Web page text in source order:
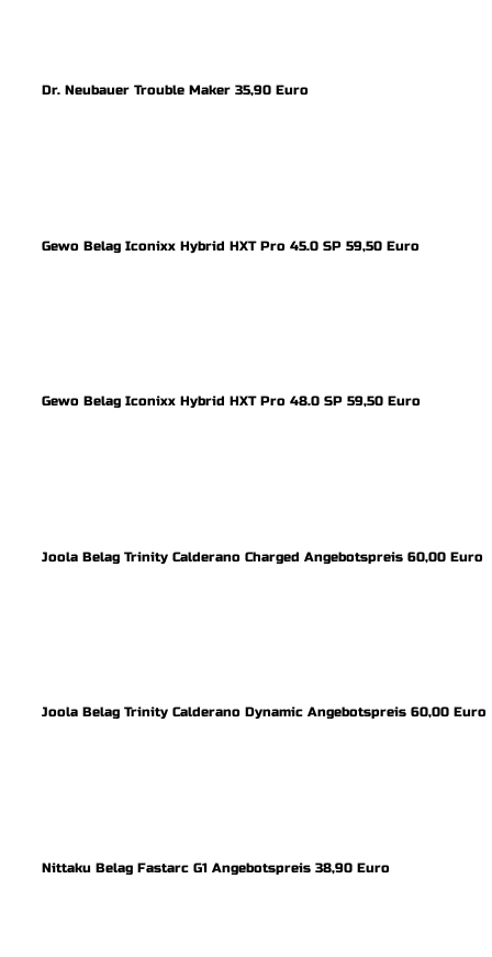
Dr. Neubauer Trouble Maker 35,90 Euro
Gewo Belag Iconixx Hybrid HXT Pro 45.0 SP 59,50 Euro
Gewo Belag Iconixx Hybrid HXT Pro 48.0 SP 59,50 Euro
Joola Belag Trinity Calderano Charged Angebotspreis 60,00 Euro
Joola Belag Trinity Calderano Dynamic Angebotspreis 60,00 Euro
Nittaku Belag Fastarc G1 Angebotspreis 38,90 Euro